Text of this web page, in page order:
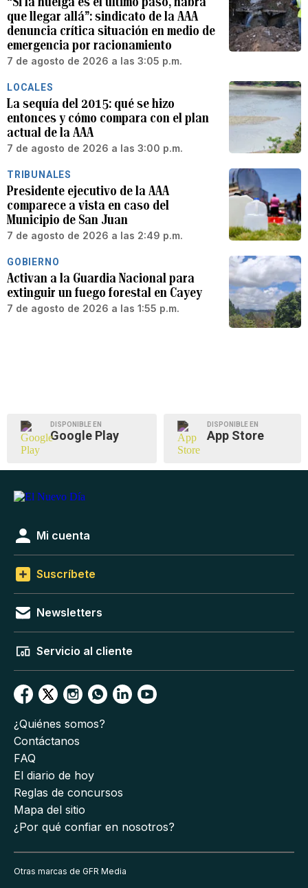
que llegar allá”: sindicato de la AAA
denuncia crítica situación en medio de
emergencia por racionamiento
7 de agosto de 2026 a las 3:05 p.m.
LOCALES
La sequía del 2015: qué se hizo
entonces y cómo compara con el plan
actual de la AAA
7 de agosto de 2026 a las 3:00 p.m.
TRIBUNALES
Presidente ejecutivo de la AAA
comparece a vista en caso del
Municipio de San Juan
7 de agosto de 2026 a las 2:49 p.m.
GOBIERNO
Activan a la Guardia Nacional para
extinguir un fuego forestal en Cayey
7 de agosto de 2026 a las 1:55 p.m.
DISPONIBLE EN
Google Play
DISPONIBLE EN
App Store
Mi cuenta
Suscríbete
Newsletters
Servicio al cliente
¿Quiénes somos?
Contáctanos
FAQ
El diario de hoy
Reglas de concursos
Mapa del sitio
¿Por qué confiar en nosotros?
Otras marcas de GFR Media